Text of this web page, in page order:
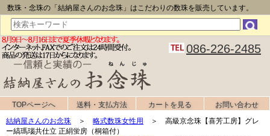
数珠・念珠の「結納屋さんのお念珠」はこだわりの数珠を販売しています。
086-226-2485
TOPページへ 送料・支払方法 カートを見る
お問い合わせ
結納屋さんのお念珠 ＞ 略式数珠女性用
＞ 高級京念珠【喜芳工房】グレ
ー縞瑪瑙共仕立 正絹蛍房（桐箱付）